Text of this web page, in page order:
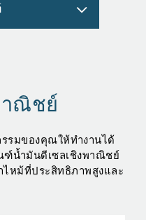
าณิชย์
รมของคุณให้ทำงานได้
น้ำมันดีเซลเชิงพาณิชย์
ไหม้ที่ประสิทธิภาพสูงและ